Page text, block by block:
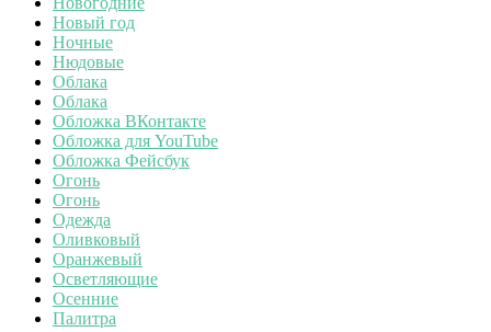
Новый год
Ночные
Нюдовые
Облака
Облака
Обложка ВКонтакте
Обложка для YouTube
Обложка Фейсбук
Огонь
Огонь
Одежда
Оливковый
Оранжевый
Осветляющие
Осенние
Палитра